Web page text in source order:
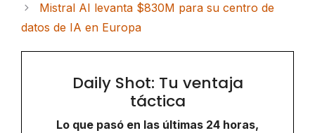
Mistral AI levanta $830M para su centro de
datos de IA en Europa
Daily Shot: Tu ventaja
táctica
Lo que pasó en las últimas 24 horas,